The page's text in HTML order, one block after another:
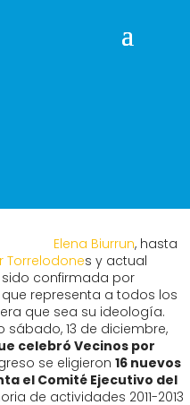
Elena Biurrun, hasta
Torrelodones y actual
confirmada por
representa a todos los
que sea su ideología.
13 de diciembre,
celebró Vecinos por
se eligieron 16 nuevos
el Comité Ejecutivo del
de actividades 2011-2013